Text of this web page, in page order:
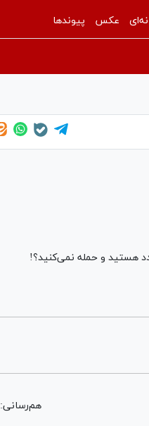
عکس پیوندها
هستید و حمله نمی‌کنید؟!
هم‌رسانی: